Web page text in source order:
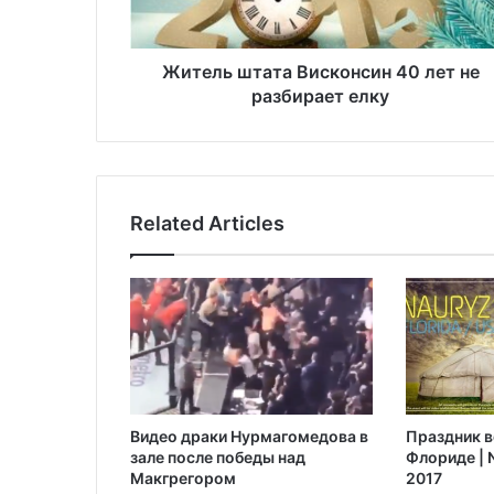
т
а
и
н
с
и
н
4
0
л
н
е
р
Житель штата Висконсин 40 лет не
разбирает елку
Related Articles
Видео драки Нурмагомедова в
зале после победы над
Макгрегором‍
Праздник
Флориде |
2017